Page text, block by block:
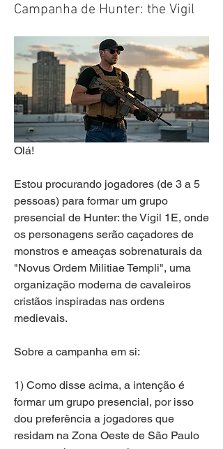
Campanha de Hunter: the Vigil
Olá!
Estou procurando jogadores (de 3 a 5
pessoas) para formar um grupo
presencial de Hunter: the Vigil 1E, onde
os personagens serão caçadores de
monstros e ameaças sobrenaturais da
"Novus Ordem Militiae Templi", uma
organização moderna de cavaleiros
cristãos inspiradas nas ordens
medievais.
Sobre a campanha em si:
1) Como disse acima, a intenção é
formar um grupo presencial, por isso
dou preferência a jogadores que
residam na Zona Oeste de São Paulo